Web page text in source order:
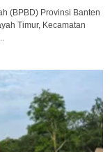
(BPBD) Provinsi Banten
Timur, Kecamatan